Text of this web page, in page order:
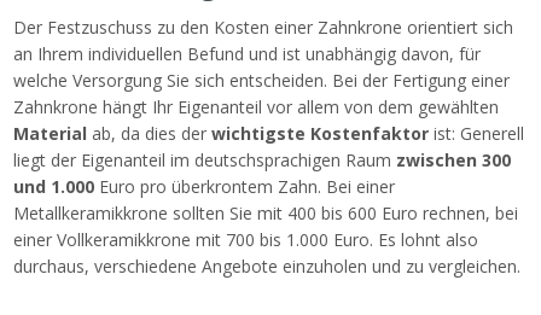
Der Festzuschuss zu den Kosten einer Zahnkrone orientiert sich
an Ihrem individuellen Befund und ist unabhängig davon, für
welche Versorgung Sie sich entscheiden. Bei der Fertigung einer
Zahnkrone hängt Ihr Eigenanteil vor allem von dem gewählten
Material ab, da dies derwichtigste Kostenfaktor ist: Generell
liegt der Eigenanteil im deutschsprachigen Raum zwischen 300
und 1.000 Euro pro überkrontem Zahn. Bei einer
Metallkeramikkrone sollten Sie mit 400 bis 600 Euro rechnen, bei
einer Vollkeramikkrone mit 700 bis 1.000 Euro. Es lohnt also
durchaus, verschiedene Angebote einzuholen und zu vergleichen.